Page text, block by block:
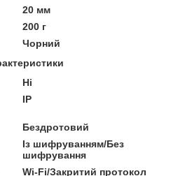
20 мм
200 г
Чорний
Ні
IP
Бездротовий
Із шифруванням/Без
шифрування
Wi-Fi/Закритий протокол